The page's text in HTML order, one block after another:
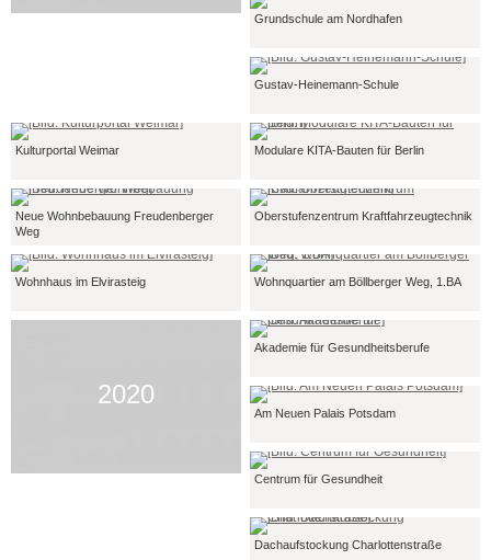
Grundschule am Nordhafen
Gustav-Heinemann-Schule
Kulturportal Weimar Modulare KITA-Bauten für Berlin
Neue Wohnbebauung Freudenberger
Weg
Oberstufenzentrum Kraftfahrzeugtechnik
Wohnhaus im Elvirasteig Wohnquartier am Böllberger Weg, 1.BA
2020
Akademie für Gesundheitsberufe
Am Neuen Palais Potsdam
Centrum für Gesundheit
Dachaufstockung Charlottenstraße